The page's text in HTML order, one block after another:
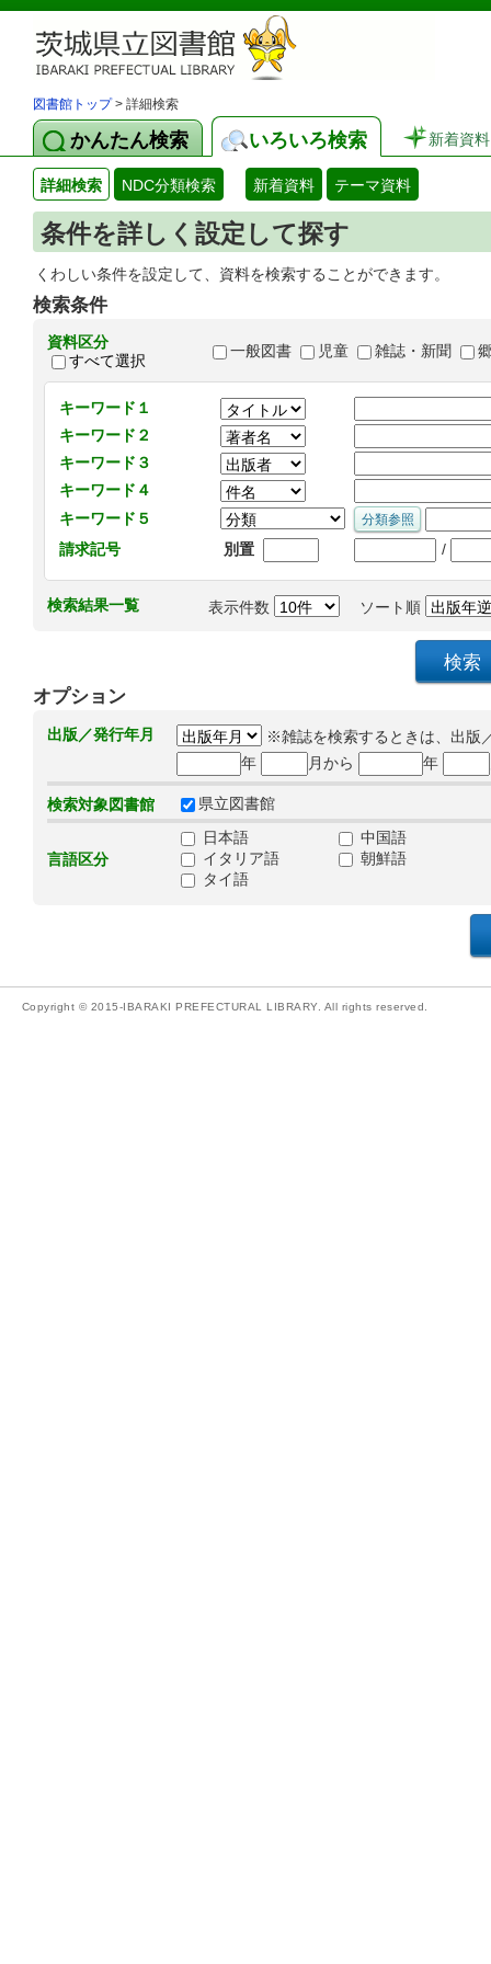
図書館トップ> 詳細検索
かんたん検索 いろいろ検索 新着資料
詳細検索 NDC分類検索 新着資料 テーマ資料
条件を詳しく設定して探す
くわしい条件を設定して、資料を検索することができます。
検索条件
資料区分
すべて選択
一般図書 児童 雑誌・新聞
キーワード１
キーワード２
キーワード３
キーワード４
キーワード５
請求記号
別置 /
検索結果一覧 表示件数 ソート順
オプション
出版／発行年月
※雑誌を検索するときは、出版
年
月から 年
検索対象図書館 県立図書館
言語区分
日本語
中国語
イタリア語
朝鮮語
タイ語
Copyright © 2015-IBARAKI PREFECTURAL LIBRARY. All rights reserved.